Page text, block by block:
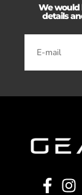
We would
details